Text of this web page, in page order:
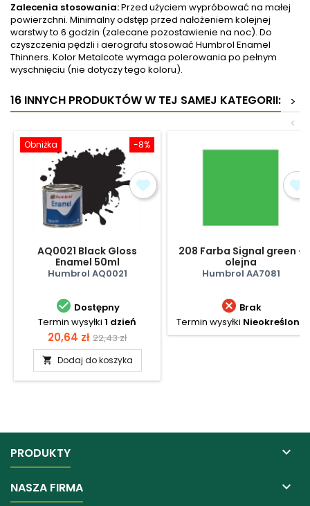
Zalecenia stosowania:Przed użyciem wypróbować na małej
powierzchni. Minimalny odstęp przed nałożeniem kolejnej
warstwy to 6 godzin (zalecane pozostawienie na noc). Do
czyszczenia pędzli i aerografu stosować Humbrol Enamel
Thinners. Kolor Metalcote wymaga polerowania po pełnym
wyschnięciu (nie dotyczy tego koloru).
16 INNYCH PRODUKTÓW W TEJ SAMEJ KATEGORII:
>
<
-8%
Obniżka
AQ0021 Black Gloss
Enamel 50ml
Humbrol AQ0021
 Dostępny
Termin wysyłki 1 dzień
Cena
20,64 zł Cena
podstawowa
22,43 zł
 Dodaj do koszyka
208 Farba Signal green -
olejna
Humbrol AA7081
 Brak
Termin wysyłki Nieokreślony
PRODUKTY 
NASZA FIRMA 